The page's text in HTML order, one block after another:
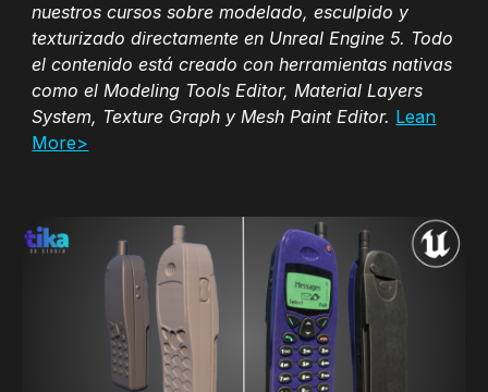
nuestros cursos sobre modelado, esculpido y
texturizado directamente en Unreal Engine 5. Todo
el contenido está creado con herramientas nativas
como el Modeling Tools Editor, Material Layers
System, Texture Graph y Mesh Paint Editor. Lean
More>